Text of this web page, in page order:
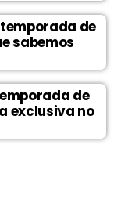
de
sabemos
de
exclusiva no